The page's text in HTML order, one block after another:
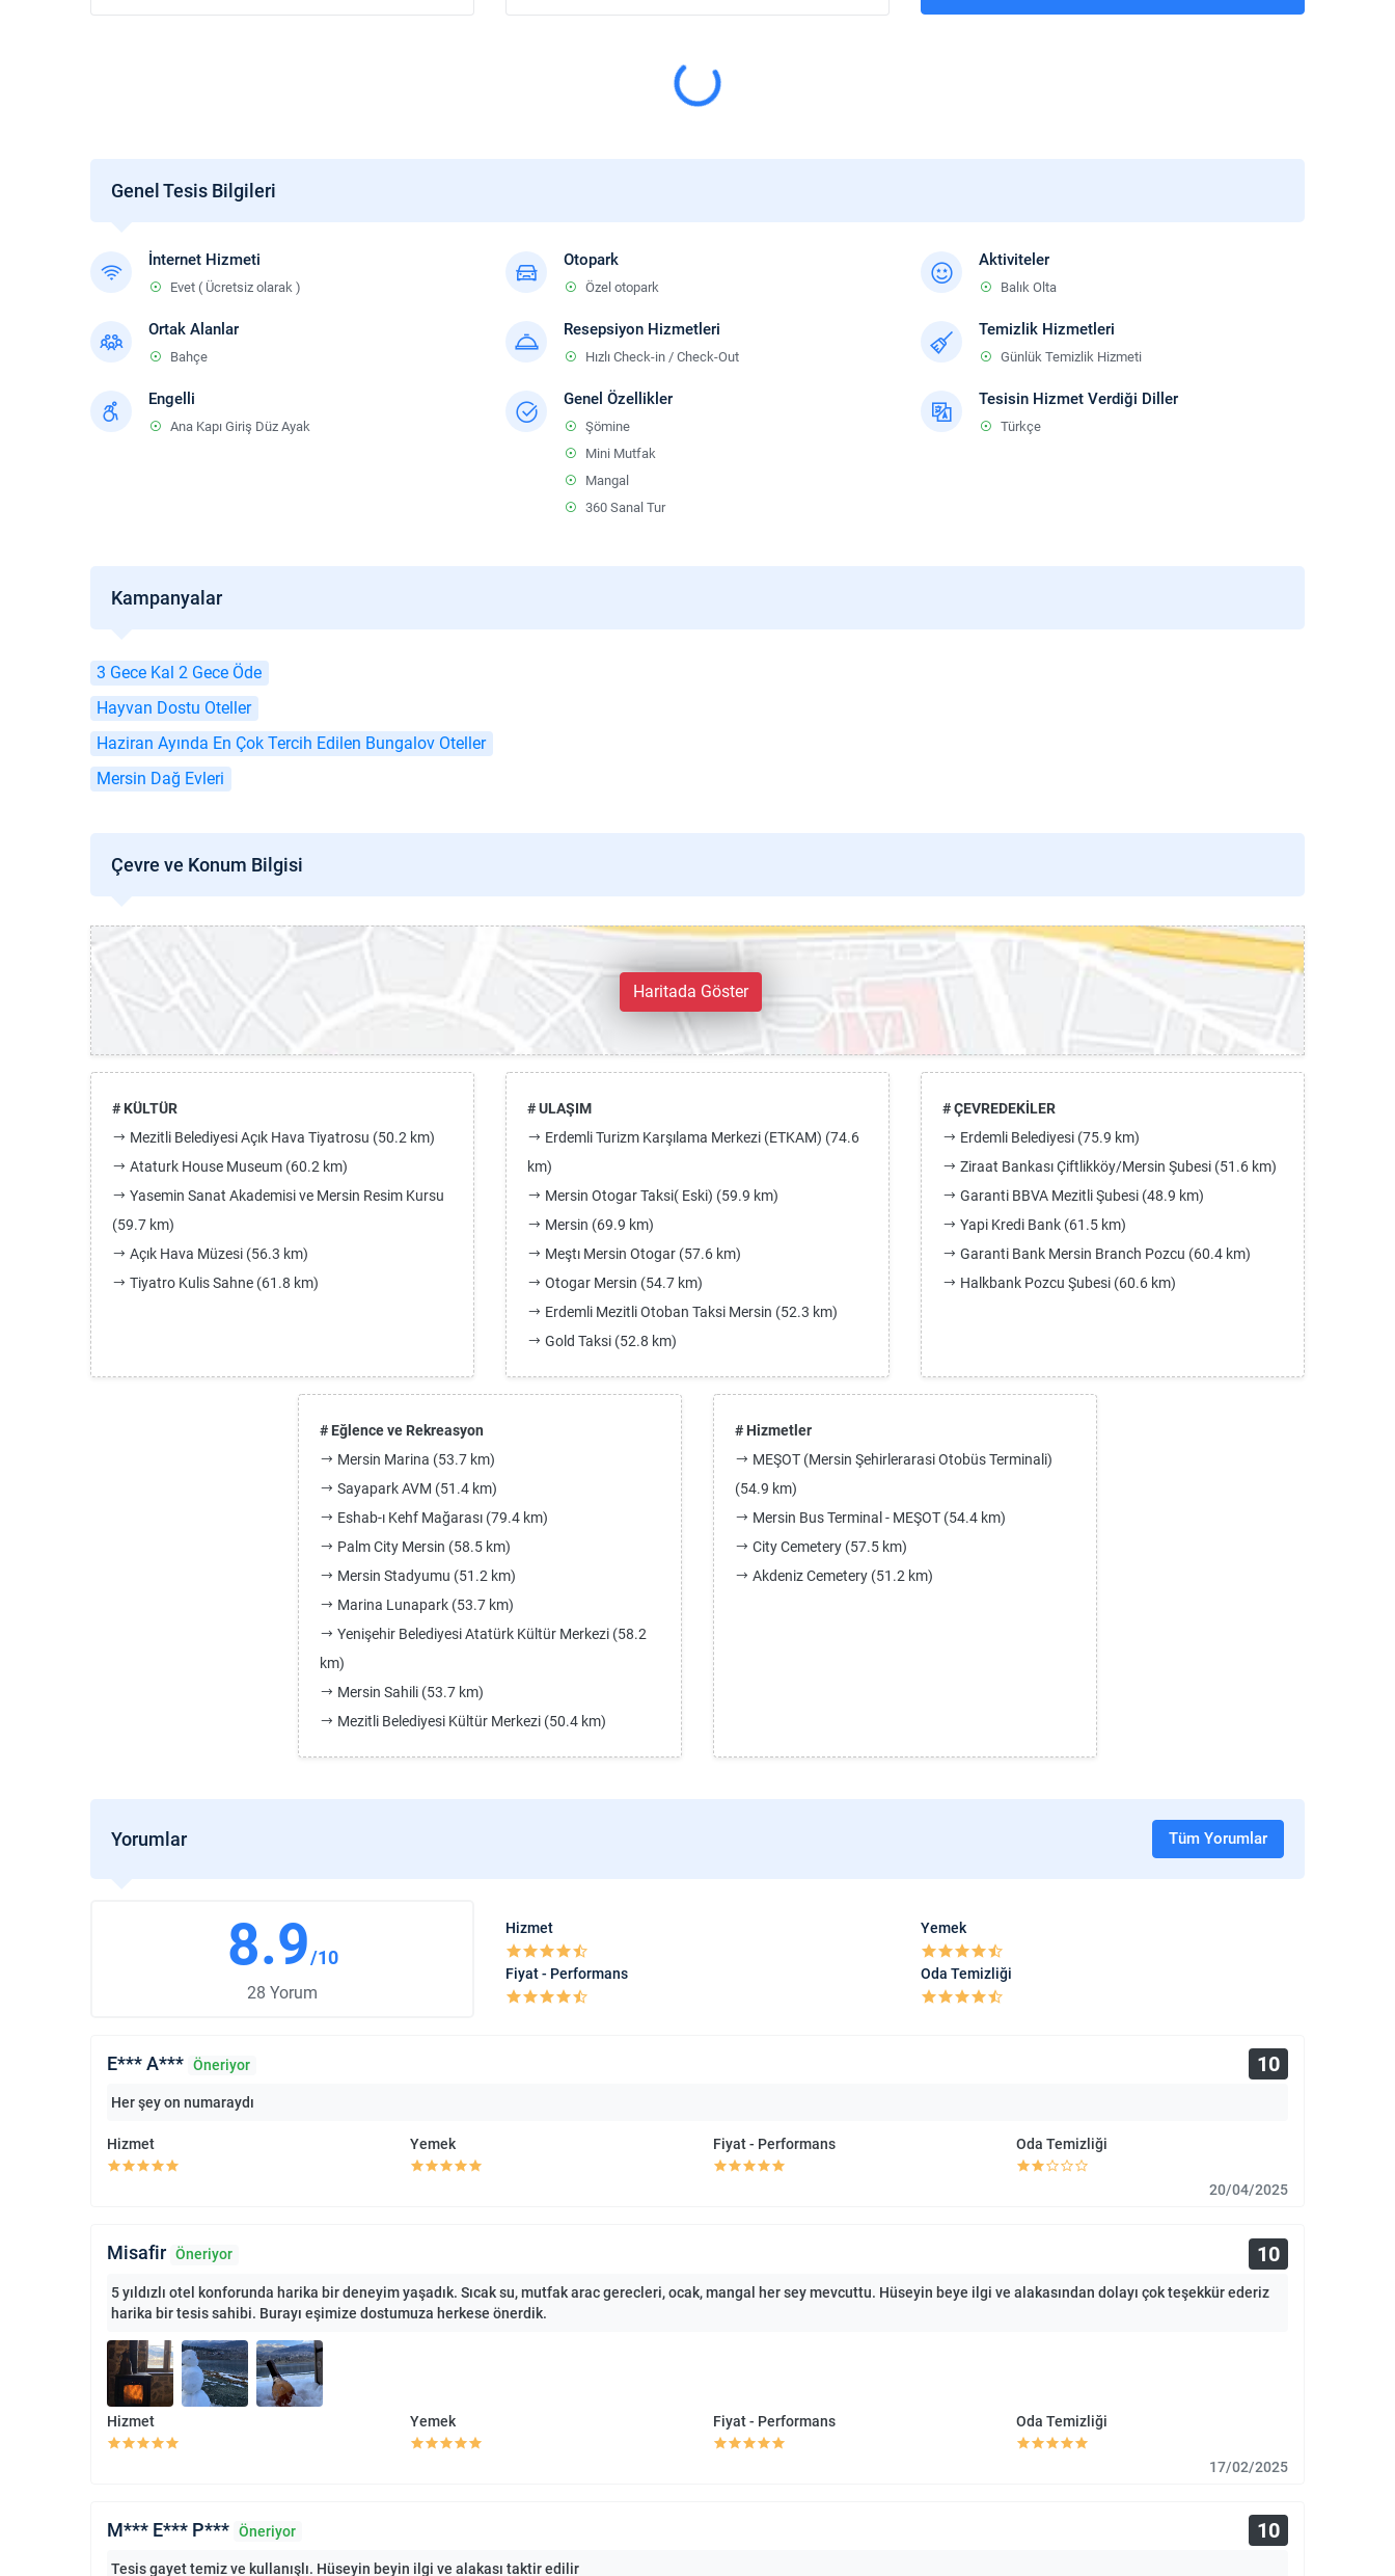
Genel Tesis Bilgileri
İnternet Hizmeti
Evet ( Ücretsiz olarak )
Otopark
Özel otopark
Aktiviteler
Balık Olta
Ortak Alanlar
Bahçe
Resepsiyon Hizmetleri
Hızlı Check-in / Check-Out
Temizlik Hizmetleri
Günlük Temizlik Hizmeti
Engelli
Ana Kapı Giriş Düz Ayak
Genel Özellikler
Şömine
Mini Mutfak
Mangal
360 Sanal Tur
Tesisin Hizmet Verdiği Diller
Türkçe
Kampanyalar
3 Gece Kal 2 Gece Öde
Hayvan Dostu Oteller
Haziran Ayında En Çok Tercih Edilen Bungalov Oteller
Mersin Dağ Evleri
Çevre ve Konum Bilgisi
Haritada Göster
# KÜLTÜR
Mezitli Belediyesi Açık Hava Tiyatrosu (50.2 km)
Ataturk House Museum (60.2 km)
Yasemin Sanat Akademisi ve Mersin Resim Kursu
(59.7 km)
Açık Hava Müzesi (56.3 km)
Tiyatro Kulis Sahne (61.8 km)
# ULAŞIM
Erdemli Turizm Karşılama Merkezi (ETKAM) (74.6
km)
Mersin Otogar Taksi( Eski) (59.9 km)
Mersin (69.9 km)
Meştı Mersin Otogar (57.6 km)
Otogar Mersin (54.7 km)
Erdemli Mezitli Otoban Taksi Mersin (52.3 km)
Gold Taksi (52.8 km)
# ÇEVREDEKİLER
Erdemli Belediyesi (75.9 km)
Ziraat Bankası Çiftlikköy/Mersin Şubesi (51.6 km)
Garanti BBVA Mezitli Şubesi (48.9 km)
Yapi Kredi Bank (61.5 km)
Garanti Bank Mersin Branch Pozcu (60.4 km)
Halkbank Pozcu Şubesi (60.6 km)
# Eğlence ve Rekreasyon
Mersin Marina (53.7 km)
Sayapark AVM (51.4 km)
Eshab-ı Kehf Mağarası (79.4 km)
Palm City Mersin (58.5 km)
Mersin Stadyumu (51.2 km)
Marina Lunapark (53.7 km)
Yenişehir Belediyesi Atatürk Kültür Merkezi (58.2
km)
Mersin Sahili (53.7 km)
Mezitli Belediyesi Kültür Merkezi (50.4 km)
# Hizmetler
MEŞOT (Mersin Şehirlerarasi Otobüs Terminali)
(54.9 km)
Mersin Bus Terminal - MEŞOT (54.4 km)
City Cemetery (57.5 km)
Akdeniz Cemetery (51.2 km)
Yorumlar Tüm Yorumlar
8.9/10
28 Yorum
Hizmet Yemek
Fiyat - Performans Oda Temizliği
E*** A*** Öneriyor 10
Her şey on numaraydı
Hizmet Yemek Fiyat - Performans Oda Temizliği
20/04/2025
Misafir Öneriyor 10
5 yıldızlı otel konforunda harika bir deneyim yaşadık. Sıcak su, mutfak arac gerecleri, ocak, mangal her sey mevcuttu. Hüseyin beye ilgi ve alakasından dolayı çok teşekkür ederiz
harika bir tesis sahibi. Burayı eşimize dostumuza herkese önerdik.
Hizmet Yemek Fiyat - Performans Oda Temizliği
17/02/2025
M*** E*** P*** Öneriyor 10
Tesis gayet temiz ve kullanışlı. Hüseyin beyin ilgi ve alakası taktir edilir